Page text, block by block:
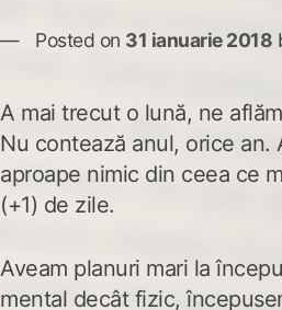
Posted on 31 ianuarie 2018
A mai trecut o lună, ne
Nu contează anul, orice
aproape nimic din ceea ce
(+1) de zile.
Aveam planuri mari la
mental decât fizic,